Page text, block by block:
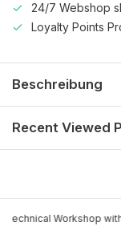
24/7 Webshop
Loyalty Points
Beschreibung
Recent Viewed
Technical Workshop